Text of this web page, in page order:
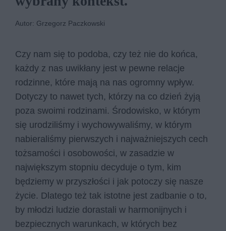
Autor: Grzegorz Paczkowski
Czy nam się to podoba, czy też nie do końca,
każdy z nas uwikłany jest w pewne relacje
rodzinne, które mają na nas ogromny wpływ.
Dotyczy to nawet tych, którzy na co dzień żyją
poza swoimi rodzinami. Środowisko, w którym
się urodziliśmy i wychowywaliśmy, w którym
nabieraliśmy pierwszych i najważniejszych cech
tożsamości i osobowości, w zasadzie w
największym stopniu decyduje o tym, kim
będziemy w przyszłości i jak potoczy się nasze
życie. Dlatego też tak istotne jest zadbanie o to,
by młodzi ludzie dorastali w harmonijnych i
bezpiecznych warunkach, w których bez